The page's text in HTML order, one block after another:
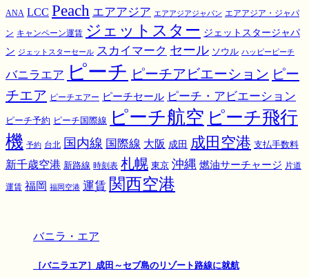
ANA LCC Peach エアアジア エアアジアジャパン エアアジア・ジャパ
ン キャンペーン運賃 ジェットスター ジェットスタージャパ
ン ジェットスターセール スカイマーク セール ソウル ハッピーピーチ
バニラエア ピーチ ピーチアビエーション ピー
チエア ピーチエアー ピーチセール ピーチ・アビエーション
ピーチ予約 ピーチ国際線 ピーチ航空 ピーチ飛行
機 予約 台北 国内線 国際線 大阪 成田 成田空港 支払手数料
新千歳空港 新路線 時刻表 札幌 東京 沖縄 燃油サーチャージ 片道
運賃 福岡 福岡空港 運賃 関西空港
バニラ・エア
［バニラエア］成田～セブ島のリゾート路線に就航